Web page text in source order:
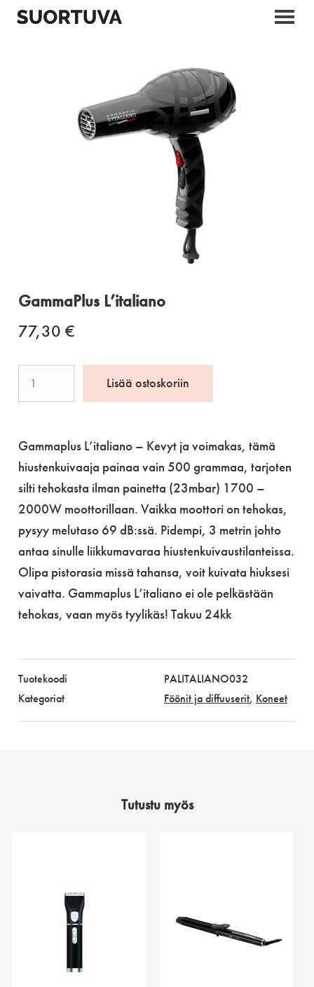
GammaPlus L’italiano
77,30 €
Lisää ostoskoriin
Gammaplus L’italiano – Kevyt ja voimakas, tämä
hiustenkuivaaja painaa vain 500 grammaa, tarjoten
silti tehokasta ilman painetta (23mbar) 1700 –
2000W moottorillaan. Vaikka moottori on tehokas,
pysyy melutaso 69 dB:ssä. Pidempi, 3 metrin johto
antaa sinulle liikkumavaraa hiustenkuivaustilanteissa.
Olipa pistorasia missä tahansa, voit kuivata hiuksesi
vaivatta. Gammaplus L’italiano ei ole pelkästään
tehokas, vaan myös tyylikäs! Takuu 24kk
Tuotekoodi
PALITALIANO032
Kategoriat
Föönit ja diffuuserit, Koneet
Tutustu myös